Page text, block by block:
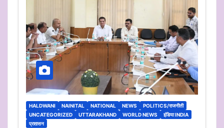
HALDWANI NAINITAL NATIONAL NEWS
POLITICS/राजनीती
UNCATEGORIZED
UTTARAKHAND WORLD NEWS
इंडिया INDIA
प्रशासन